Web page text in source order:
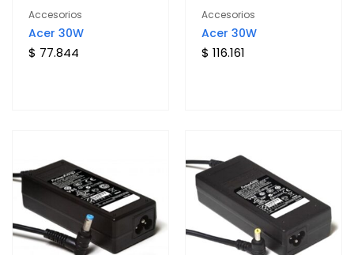
Accesorios
Acer 30W
$ 77.844
Accesorios
Acer 30W
$ 116.161